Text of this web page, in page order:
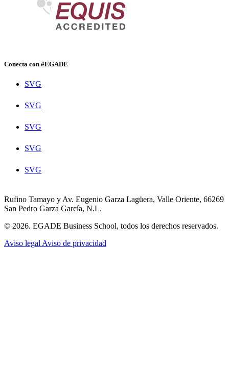
Conecta con #EGADE
SVG
SVG
SVG
SVG
SVG
Rufino Tamayo y Av. Eugenio Garza Lagüera, Valle Oriente, 66269
San Pedro Garza García, N.L.
© 2026. EGADE Business School, todos los derechos reservados.
Aviso legal Aviso de privacidad